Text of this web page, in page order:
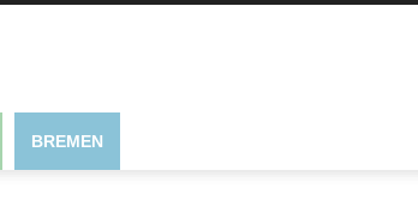
BREMEN